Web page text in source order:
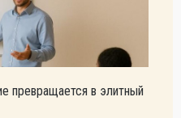
превращается в элитный